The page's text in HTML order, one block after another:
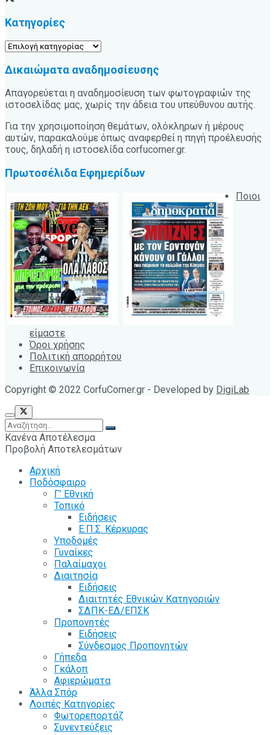
Κατηγορίες
Κατηγορίες
Δικαιώματα αναδημοσίευσης
Απαγορεύεται η αναδημοσίευση των φωτογραφιών της
ιστοσελίδας μας, χωρίς την άδεια του υπεύθυνου αυτής.
Για την χρησιμοποίηση θεμάτων, ολόκληρων ή μέρους
αυτών, παρακαλούμε όπως αναφερθεί η πηγή προέλευσής
τους, δηλαδή η ιστοσελίδα corfucorner.gr.
Πρωτοσέλιδα Εφημερίδων
Ποιοι
είμαστε
Όροι χρήσης
Πολιτική απορρήτου
Επικοινωνία
Copyright © 2022 CorfuCorner.gr - Developed by DigiLab
Κανένα Αποτέλεσμα
Προβολή Αποτελεσμάτων
Αρχική
Ποδόσφαιρο
Γ’ Εθνική
Τοπικό
Ειδήσεις
Ε.Π.Σ. Κέρκυρας
Υποδομές
Γυναίκες
Παλαίμαχοι
Διαιτησία
Ειδήσεις
Διαιτητές Εθνικών Κατηγοριών
ΣΔΠΚ-ΕΔ/ΕΠΣΚ
Προπονητές
Ειδήσεις
Σύνδεσμος Προπονητών
Γήπεδα
Γκάλοπ
Αφιερώματα
Άλλα Σπόρ
Λοιπές Κατηγορίες
Φωτορεπορτάζ
Συνεντεύξεις